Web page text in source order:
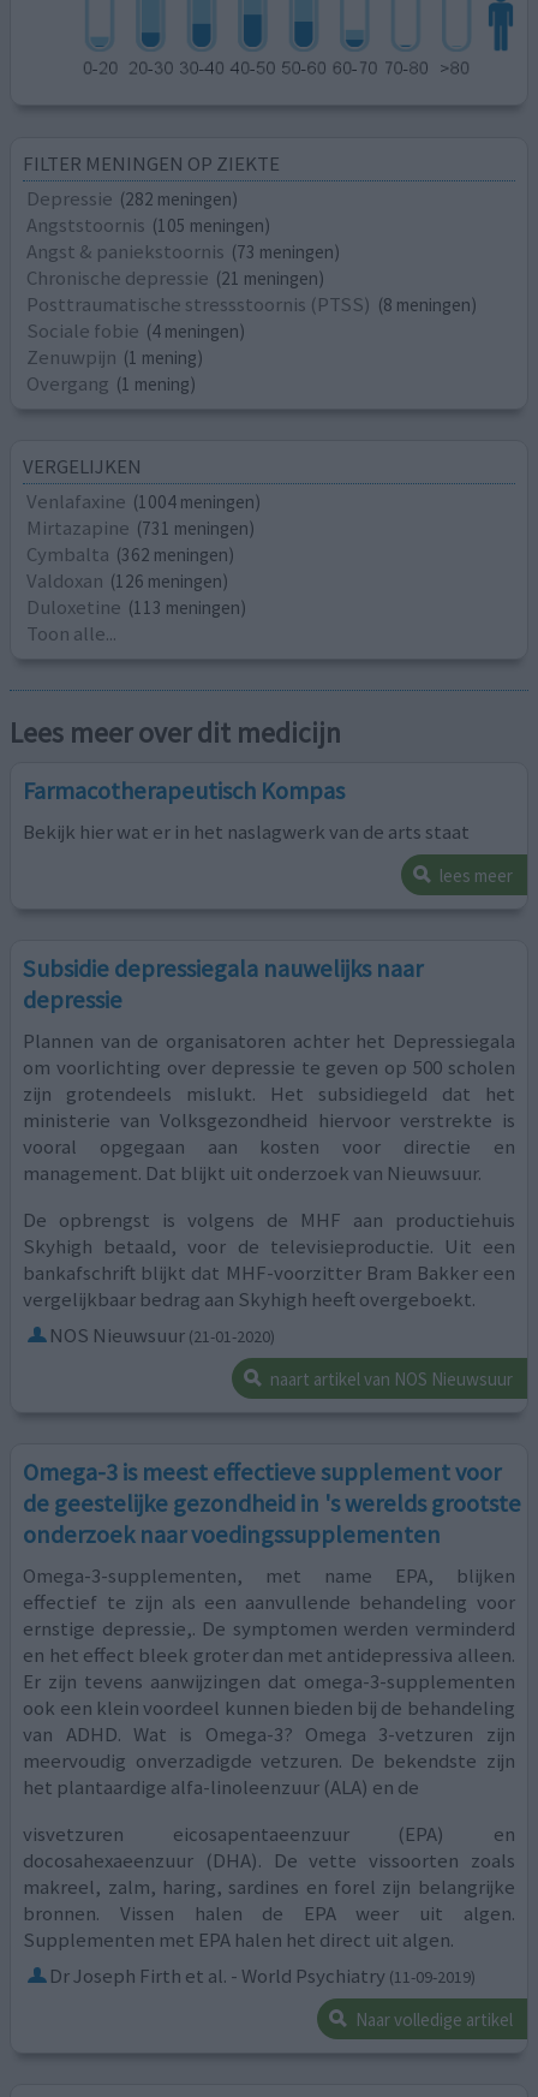
FILTER MENINGEN OP ZIEKTE
Depressie (282 meningen)
Angststoornis (105 meningen)
Angst & paniekstoornis (73 meningen)
Chronische depressie (21 meningen)
Posttraumatische stressstoornis (PTSS) (8 meningen)
Sociale fobie (4 meningen)
Zenuwpijn (1 mening)
Overgang (1 mening)
VERGELIJKEN
Venlafaxine (1004 meningen)
Mirtazapine (731 meningen)
Cymbalta (362 meningen)
Valdoxan (126 meningen)
Duloxetine (113 meningen)
Toon alle...
Lees meer over dit medicijn
Farmacotherapeutisch Kompas
Bekijk hier wat er in het naslagwerk van de arts staat
lees meer
Subsidie depressiegala nauwelijks naar
depressie
Plannen van de organisatoren achter het Depressiegala
om voorlichting over depressie te geven op 500 scholen
zijn grotendeels mislukt. Het subsidiegeld dat het
ministerie van Volksgezondheid hiervoor verstrekte is
vooral opgegaan aan kosten voor directie en
management. Dat blijkt uit onderzoek van Nieuwsuur.
De opbrengst is volgens de MHF aan productiehuis
Skyhigh betaald, voor de televisieproductie. Uit een
bankafschrift blijkt dat MHF-voorzitter Bram Bakker een
vergelijkbaar bedrag aan Skyhigh heeft overgeboekt.
NOS Nieuwsuur (21-01-2020)
naart artikel van NOS Nieuwsuur
Omega-3 is meest effectieve supplement voor
de geestelijke gezondheid in 's werelds grootste
onderzoek naar voedingssupplementen
Omega-3-supplementen, met name EPA, blijken
effectief te zijn als een aanvullende behandeling voor
ernstige depressie,. De symptomen werden verminderd
en het effect bleek groter dan met antidepressiva alleen.
Er zijn tevens aanwijzingen dat omega-3-supplementen
ook een klein voordeel kunnen bieden bij de behandeling
van ADHD. Wat is Omega-3? Omega 3-vetzuren zijn
meervoudig onverzadigde vetzuren. De bekendste zijn
het plantaardige alfa-linoleenzuur (ALA) en de
visvetzuren eicosapentaeenzuur (EPA) en
docosahexaeenzuur (DHA). De vette vissoorten zoals
makreel, zalm, haring, sardines en forel zijn belangrijke
bronnen. Vissen halen de EPA weer uit algen.
Supplementen met EPA halen het direct uit algen.
Dr Joseph Firth et al. - World Psychiatry (11-09-2019)
Naar volledige artikel